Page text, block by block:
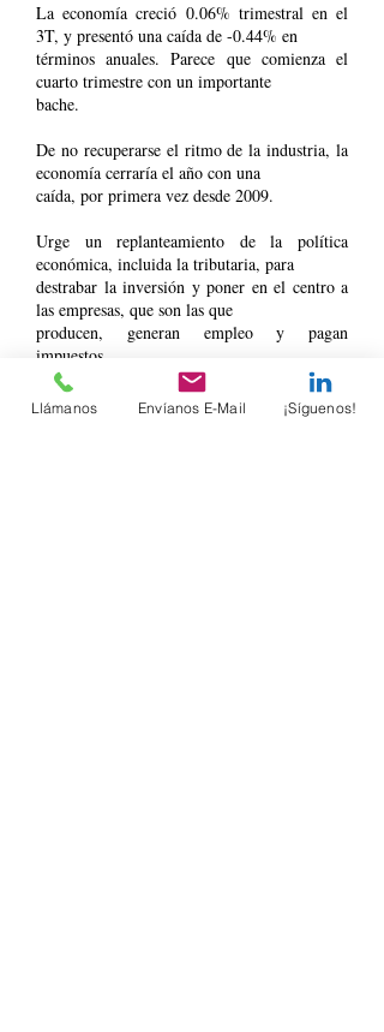
La economía creció 0.06% trimestral en el
3T, y presentó una caída de -0.44% en
términos anuales. Parece que comienza el
cuarto trimestre con un importante
bache.
De no recuperarse el ritmo de la industria, la
economía cerraría el año con una
caída, por primera vez desde 2009.
Urge un replanteamiento de la política
económica, incluida la tributaria, para
destrabar la inversión y poner en el centro a
las empresas, que son las que
producen, generan empleo y pagan
impuestos.
Llámanos Envíanos E-Mail ¡Síguenos!